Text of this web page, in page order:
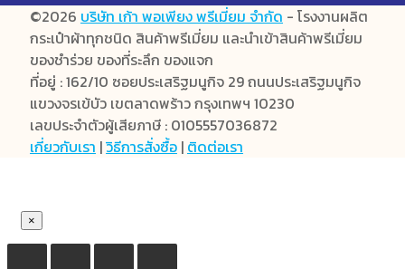
©2026 บริษัท เก้า พอเพียง พรีเมี่ยม จำกัด - โรงงานผลิต
กระเป๋าผ้าทุกชนิด สินค้าพรีเมี่ยม และนำเข้าสินค้าพรีเมี่ยม
ของชำร่วย ของที่ระลึก ของแจก
ที่อยู่ : 162/10 ซอยประเสริฐมนูกิจ 29 ถนนประเสริฐมนูกิจ
แขวงจรเข้บัว เขตลาดพร้าว กรุงเทพฯ 10230
เลขประจำตัวผู้เสียภาษี : 0105557036872
เกี่ยวกับเรา |วิธีการสั่งซื้อ | ติดต่อเรา
×